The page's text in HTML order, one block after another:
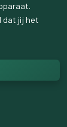
vanalle
of een
dat jij het